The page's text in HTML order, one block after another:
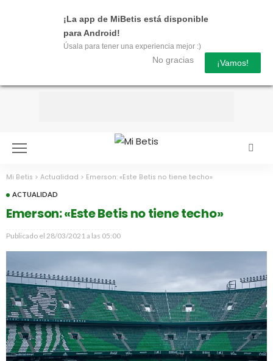
¡La app de MiBetis está disponible
para Android!
Úsala para tener una experiencia mejor :)
No gracias ¡Vamos!
Mi Betis > Actualidad > Emerson: «Este Betis no tiene techo»
ACTUALIDAD
Emerson: «Este Betis no tiene techo»
Publicado el 28/03/2021 a las 05:00